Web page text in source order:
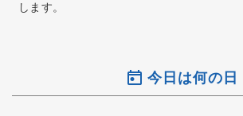
します。
今日は何の日